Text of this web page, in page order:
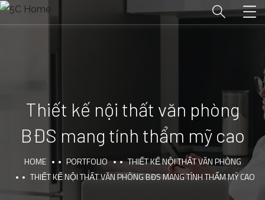
Thiết kế nội thất văn phòng
BĐS mang tính thẩm mỹ cao
HOME PORTFOLIO
THIẾT KẾ NỘI THẤT VĂN PHÒNG
THIẾT KẾ NỘI THẤT VĂN PHÒNG BĐS MANG TÍNH THẨM MỸ CAO